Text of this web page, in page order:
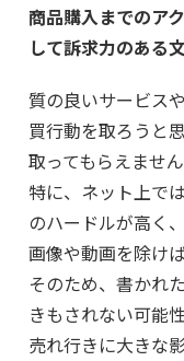
商品購入までのア
して訴求力のある
質の良いサービス
買行動を取ろうと
取ってもらえません
特に、ネット上で
のハードルが高く
画像や動画を除け
そのため、書かれ
きもされない可能
売れ行きに大きな